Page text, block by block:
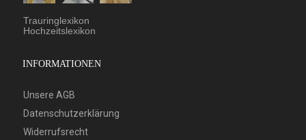
Trauringlexikon
Hochzeitslexikon
INFORMATIONEN
Unsere AGB
Datenschutzerklärung
Widerrufsrecht